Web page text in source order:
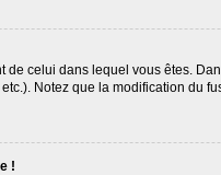
de celui dans lequel vous êtes.
Notez que la modification du
!